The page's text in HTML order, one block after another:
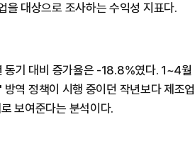
대상으로 조사하는 수익성 지표다.
기 대비 증가율은 -18.8%였다. 1~4월
역 정책이 시행 중이던 작년보다 제조업
보여준다는 분석이다.